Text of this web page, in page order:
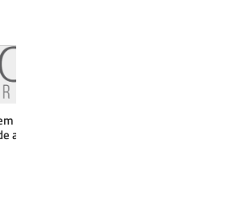
aí o 1º SQL Day ES
aprendizado